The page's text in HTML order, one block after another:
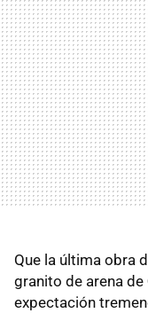
Que la última obra
granito de arena de
expectación